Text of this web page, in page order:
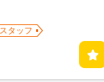
タッフ